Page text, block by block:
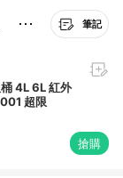
筆記
4L 6L 紅外
超限
搶購